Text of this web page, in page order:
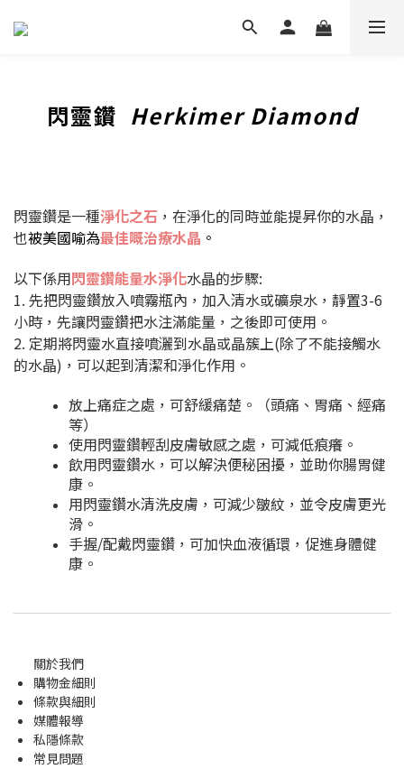
閃靈鑽 Herkimer Diamond
閃靈鑽是一種淨化之石 ，在淨化的同時並能提昇你的水晶，
也被美國喻為最佳嘅治療水晶 。
以下係用閃靈鑽能量水淨化水晶的步驟:
1. 先把閃靈鑽放入噴霧瓶內，加入清水或礦泉水，靜置3-6
小時，先讓閃靈鑽把水注滿能量，之後即可使用。
2. 定期將閃靈水直接噴灑到水晶或晶簇上(除了不能接觸水
的水晶)，可以起到清潔和淨化作用。
放上痛症之處，可舒緩痛楚。（頭痛、胃痛、經痛
等）
使用閃靈鑽輕刮皮膚敏感之處，可減低痕癢。
飲用閃靈鑽水，可以解決便秘困擾，並助你腸胃健
康。
用閃靈鑽水清洗皮膚，可減少皺紋，並令皮膚更光
滑。
手握/配戴閃靈鑽，可加快血液循環，促進身體健
康。
關於我們
購物金細則
條款與細則
媒體報導
私隱條款
常見問題